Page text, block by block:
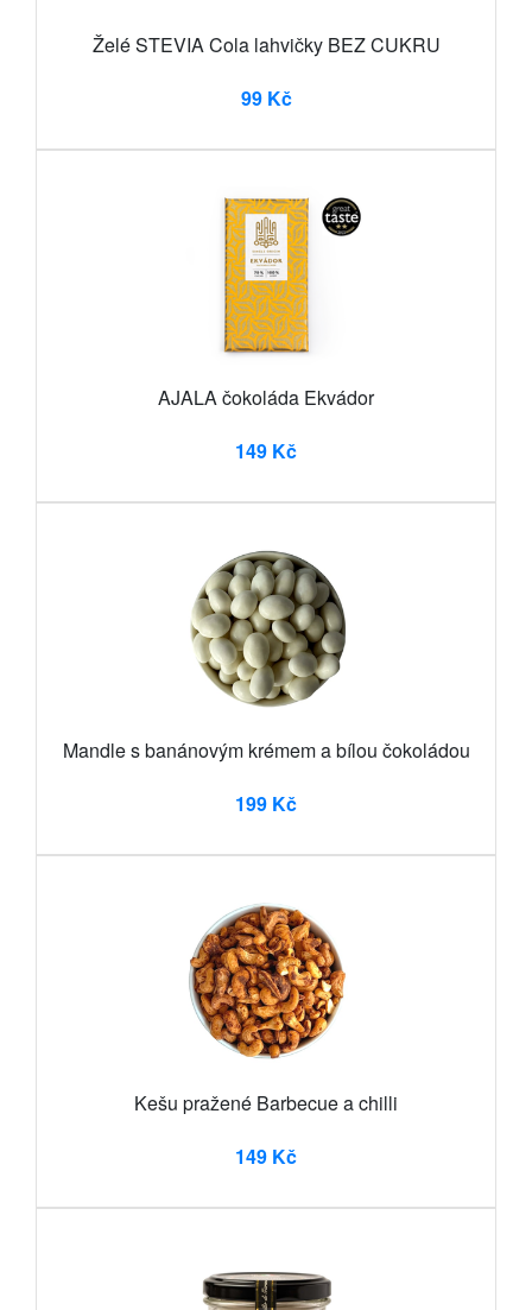
Želé STEVIA Cola lahvičky BEZ CUKRU
99 Kč
AJALA čokoláda Ekvádor
149 Kč
Mandle s banánovým krémem a bílou čokoládou
199 Kč
Kešu pražené Barbecue a chilli
149 Kč